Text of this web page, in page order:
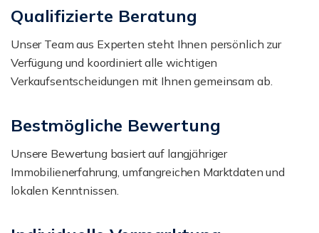
Qualifizierte Beratung
Unser Team aus Experten steht Ihnen persönlich zur
Verfügung und koordiniert alle wichtigen
Verkaufsentscheidungen mit Ihnen gemeinsam ab.
Bestmögliche Bewertung
Unsere Bewertung basiert auf langjähriger
Immobilienerfahrung, umfangreichen Marktdaten und
lokalen Kenntnissen.